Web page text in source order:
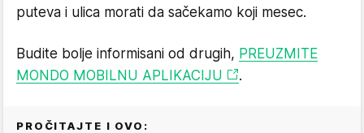
puteva i ulica morati da sačekamo koji mesec.
Budite bolje informisani od drugih, PREUZMITE
MONDO MOBILNU APLIKACIJU
.
PROČITAJTE I OVO: